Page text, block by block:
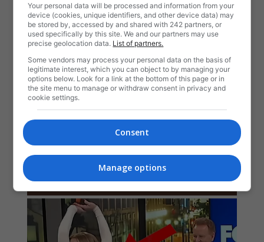
Your personal data will be processed and information from your
device (cookies, unique identifiers, and other device data) may
be stored by, accessed by and shared with 242 partners, or
used specifically by this site. We and our partners may use
precise geolocation data. List of partners.
Some vendors may process your personal data on the basis of
legitimate interest, which you can object to by managing your
options below. Look for a link at the bottom of this page or in
the site menu to manage or withdraw consent in privacy and
cookie settings.
Consent
Manage options